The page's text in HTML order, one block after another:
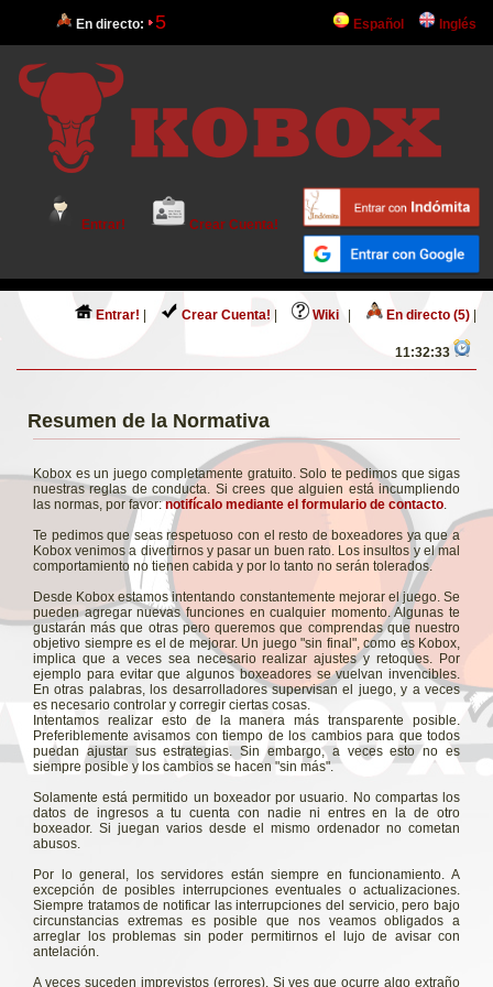
En directo: 5 Español Inglés
Entrar! Crear Cuenta!
Entrar! Crear Cuenta! Wiki En directo (5)
11:32:33
Resumen de la Normativa
Kobox es un juego completamente gratuito. Solo te pedimos que sigas
nuestras reglas de conducta. Si crees que alguien está incumpliendo
las normas, por favor:notifícalo mediante el formulario de contacto.
Te pedimos que seas respetuoso con el resto de boxeadores ya que a
Kobox venimos a divertirnos y pasar un buen rato. Los insultos y el mal
comportamiento no tienen cabida y por lo tanto no serán tolerados.
Desde Kobox estamos intentando constantemente mejorar el juego. Se
pueden agregar nuevas funciones en cualquier momento. Algunas te
gustarán más que otras pero queremos que comprendas que nuestro
objetivo siempre es el de mejorar. Un juego "sin final", como es Kobox,
implica que a veces sea necesario realizar ajustes y retoques. Por
ejemplo para evitar que algunos boxeadores se vuelvan invencibles.
En otras palabras, los desarrolladores supervisan el juego, y a veces
es necesario controlar y corregir ciertas cosas.
Intentamos realizar esto de la manera más transparente posible.
Preferiblemente avisamos con tiempo de los cambios para que todos
puedan ajustar sus estrategias. Sin embargo, a veces esto no es
siempre posible y los cambios se hacen "sin más".
Solamente está permitido un boxeador por usuario. No compartas los
datos de ingresos a tu cuenta con nadie ni entres en la de otro
boxeador. Si juegan varios desde el mismo ordenador no cometan
abusos.
Por lo general, los servidores están siempre en funcionamiento. A
excepción de posibles interrupciones eventuales o actualizaciones.
Siempre tratamos de notificar las interrupciones del servicio, pero bajo
circunstancias extremas es posible que nos veamos obligados a
arreglar los problemas sin poder permitirnos el lujo de avisar con
antelación.
A veces suceden imprevistos (errores). Si ves que ocurre algo extraño